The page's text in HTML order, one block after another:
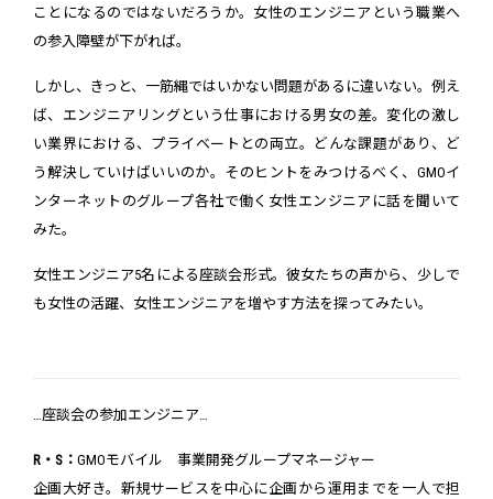
ことになるのではないだろうか。女性のエンジニアという職業へ
の参入障壁が下がれば。
しかし、きっと、一筋縄ではいかない問題があるに違いない。例え
ば、エンジニアリングという仕事における男女の差。変化の激し
い業界における、プライベートとの両立。どんな課題があり、ど
う解決していけばいいのか。そのヒントをみつけるべく、GMOイ
ンターネットのグループ各社で働く女性エンジニアに話を聞いて
みた。
女性エンジニア5名による座談会形式。彼女たちの声から、少しで
も女性の活躍、女性エンジニアを増やす方法を探ってみたい。
…座談会の参加エンジニア…
R・S： GMOモバイル 事業開発グループマネージャー
企画大好き。新規サービスを中心に企画から運用までを一人で担